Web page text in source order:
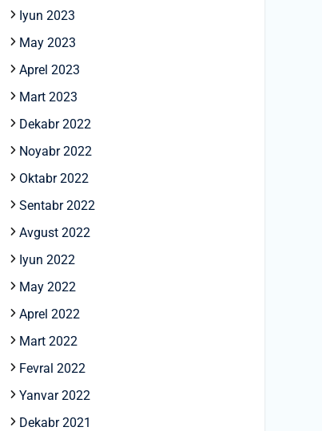
Iyun 2023
May 2023
Aprel 2023
Mart 2023
Dekabr 2022
Noyabr 2022
Oktabr 2022
Sentabr 2022
Avgust 2022
Iyun 2022
May 2022
Aprel 2022
Mart 2022
Fevral 2022
Yanvar 2022
Dekabr 2021